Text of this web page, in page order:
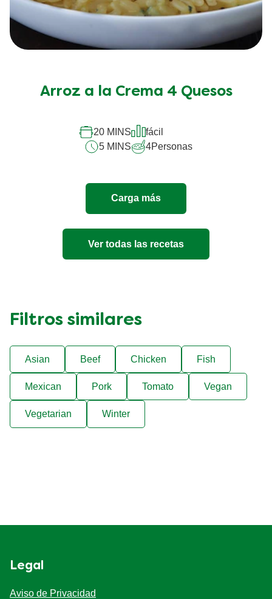
Arroz a la Crema 4 Quesos
20 MINS
fácil
5 MINS
4Personas
Carga más
Ver todas las recetas
Filtros similares
Asian Beef Chicken Fish
Mexican Pork Tomato Vegan
Vegetarian Winter
Legal
Aviso de Privacidad